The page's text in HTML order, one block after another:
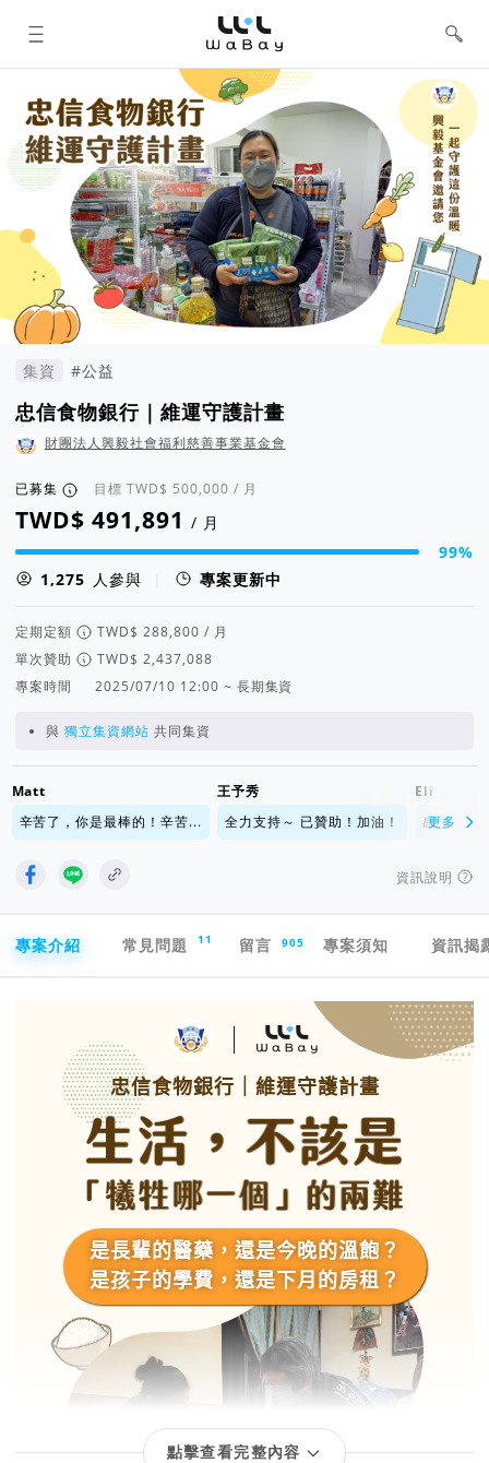
WaBay 挖貝 | 台灣最值得信賴的群眾
集資 / 群眾募資平台
集資 #公益
忠信食物銀行｜維運守護計畫
財團法人興毅社會福利慈善事業基金會
已募集 目標 / 月
/ 月
集資進度 99%
99%
人參與
專案更新中
定期定額
/ 月
單次贊助
專案時間
2025/07/10 12:00 ~ 長期集資
與 獨立集資網站 共同集資
Matt
辛苦了，你是最棒的！辛苦...
王予秀
全力支持～ 已贊助！加油！
Eli
感謝 祝福
更多
資訊說明
專案介紹
常見問題 11 留言 905 專案須知 資訊揭
點擊查看完整內容